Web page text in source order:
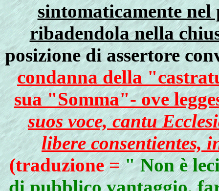
sintomaticamente
ribadendola nella
posizione di assertore
condanna della
sua "Somma"- ove
suos voce, cantu
libere consentientes,
(traduzione =" Non è